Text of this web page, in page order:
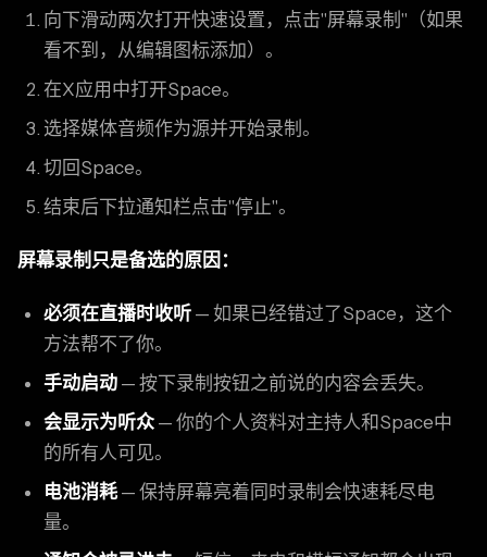
向下滑动两次打开快速设置，点击"屏幕录制"（如果
看不到，从编辑图标添加）。
在X应用中打开Space。
选择媒体音频作为源并开始录制。
切回Space。
结束后下拉通知栏点击"停止"。
屏幕录制只是备选的原因：
必须在直播时收听 — 如果已经错过了Space，这个
方法帮不了你。
手动启动 — 按下录制按钮之前说的内容会丢失。
会显示为听众 — 你的个人资料对主持人和Space中
的所有人可见。
电池消耗 — 保持屏幕亮着同时录制会快速耗尽电
量。